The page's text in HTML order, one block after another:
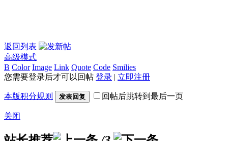
返回列表
高级模式
B Color Image Link Quote Code Smilies
您需要登录后才可以回帖 登录 | 立即注册
本版积分规则 发表回复 回帖后跳转到最后一页
关闭